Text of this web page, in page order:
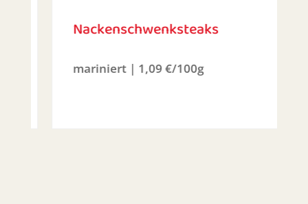
Nackenschwenksteaks
mariniert | 1,09 €/100g